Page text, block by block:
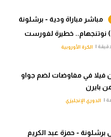
مباشر مباراة ودية - برشلونة
الكرة الأوروبية
فيلا في مفاوضات لضم جواو
من بايرن
| الدوري الإنجليزي
برشلونة - حمزة عبد الكريم